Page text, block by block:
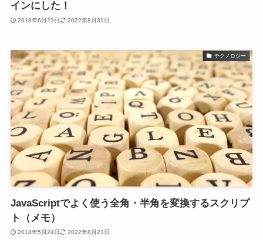
インにした！
2018年6月23日 2022年8月31日
テクノロジー
JavaScriptでよく使う全角・半角を変換するスクリプ
ト（メモ）
2018年5月24日 2022年8月21日